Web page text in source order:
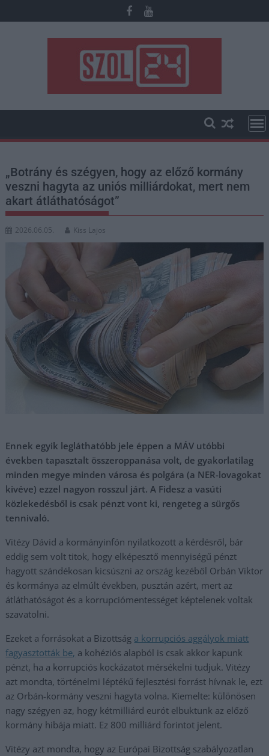
to
„Botrány és szégyen, hogy az előző kormány
veszni hagyta az uniós milliárdokat, mert nem
akart átláthatóságot”
2026.06.05. Kiss Lajos
Ennek egyik legláthatóbb jele éppen a MÁV utóbbi
években tapasztalt összeroppanása volt, de gyakorlatilag
minden megye minden városa és polgára (a NER-lovagokat
kivéve) ezzel nagyon rosszul járt. A Fidesz a vasúti
közlekedésből is csak pénzt vont ki, rengeteg a sürgős
tennivaló.
Vitézy Dávid a kormányinfón nyilatkozott a kérdésről, bár
eddig sem volt titok, hogy elképesztő mennyiségű pénzt
hagyott szándékosan kicsúszni az ország kezéből Orbán Viktor
és kormánya az elmúlt években, pusztán azért, mert az
átláthatóságot és a korrupciómentességet képtelenek voltak
szavatolni.
Ezeket a forrásokat a Bizottság a korrupciós aggályok miatt
fagyasztották be, a kohéziós alapból is csak akkor kapunk
pénzt, ha a korrupciós kockázatot mérsékelni tudjuk. Vitézy
azt mondta, történelmi léptékű fejlesztési forrást hívnak le, ezt
az Orbán-kormány veszni hagyta volna. Kiemelte: különösen
nagy szégyen az, hogy kétmilliárd eurót elbuktunk az előző
kormány hibája miatt. Ez 800 milliárd forintot jelent.
Vitézy azt mondta, hogy az Európai Bizottság szabályozatlan